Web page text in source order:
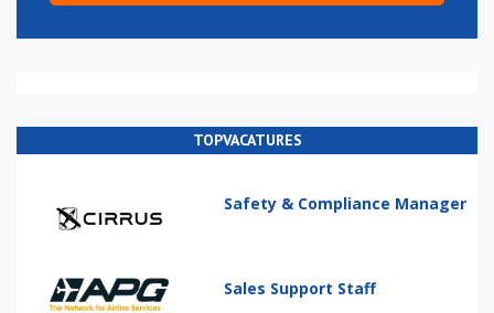
TOPVACATURES
Safety & Compliance Manager
Sales Support Staff